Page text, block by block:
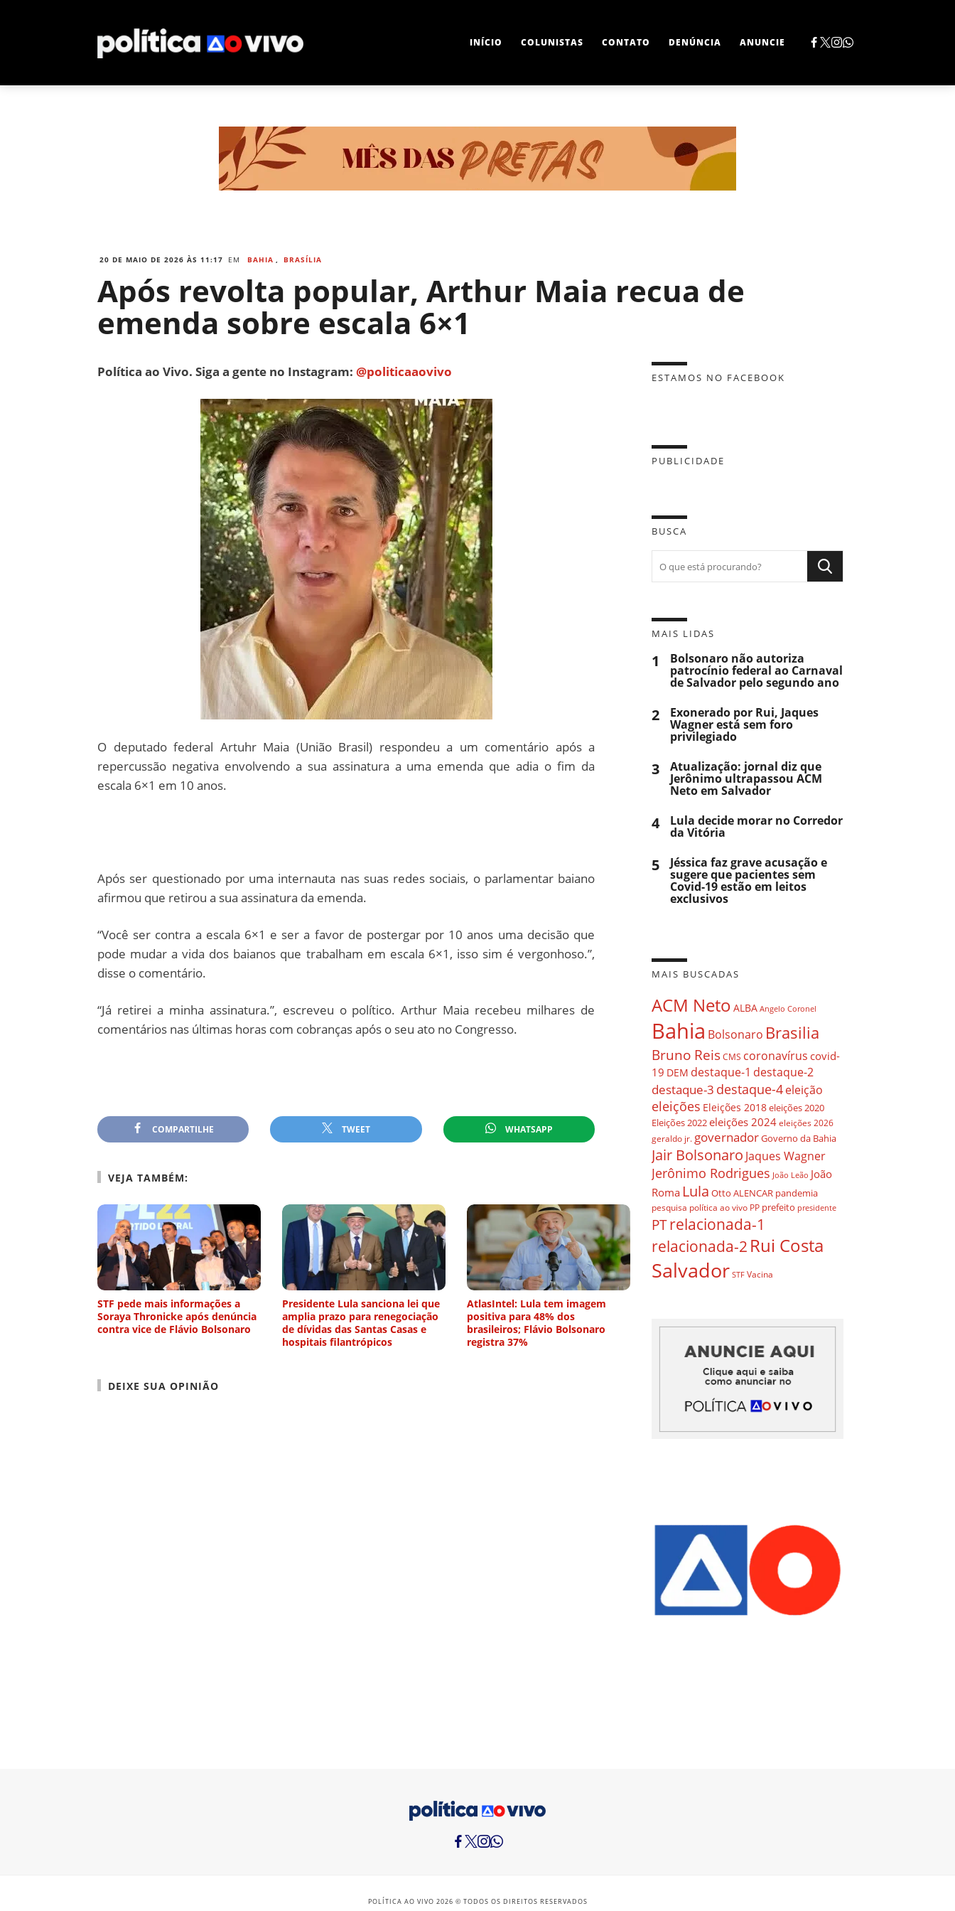
INÍCIO COLUNISTAS CONTATO DENÚNCIA ANUNCIE
20 DE MAIO DE 2026 ÀS 11:17 EM BAHIA , BRASÍLIA
Após revolta popular, Arthur Maia recua de
emenda sobre escala 6×1
Política ao Vivo. Siga a gente no Instagram: @politicaaovivo
O deputado federal Artuhr Maia (União Brasil) respondeu a um comentário após a
repercussão negativa envolvendo a sua assinatura a uma emenda que adia o fim da
escala 6×1 em 10 anos.
Após ser questionado por uma internauta nas suas redes sociais, o parlamentar baiano
afirmou que retirou a sua assinatura da emenda.
“Você ser contra a escala 6×1 e ser a favor de postergar por 10 anos uma decisão que
pode mudar a vida dos baianos que trabalham em escala 6×1, isso sim é vergonhoso.”,
disse o comentário.
“Já retirei a minha assinatura.”, escreveu o político. Arthur Maia recebeu milhares de
comentários nas últimas horas com cobranças após o seu ato no Congresso.
COMPARTILHE TWEET WHATSAPP
VEJA TAMBÉM:
STF pede mais informações a
Soraya Thronicke após denúncia
contra vice de Flávio Bolsonaro
Presidente Lula sanciona lei que
amplia prazo para renegociação
de dívidas das Santas Casas e
hospitais filantrópicos
AtlasIntel: Lula tem imagem
positiva para 48% dos
brasileiros; Flávio Bolsonaro
registra 37%
DEIXE SUA OPINIÃO
ESTAMOS NO FACEBOOK
PUBLICIDADE
BUSCA
MAIS LIDAS
1 Bolsonaro não autoriza
patrocínio federal ao Carnaval
de Salvador pelo segundo ano
2 Exonerado por Rui, Jaques
Wagner está sem foro
privilegiado
3 Atualização: jornal diz que
Jerônimo ultrapassou ACM
Neto em Salvador
4 Lula decide morar no Corredor
da Vitória
5 Jéssica faz grave acusação e
sugere que pacientes sem
Covid-19 estão em leitos
exclusivos
MAIS BUSCADAS
ACM Neto ALBA Angelo Coronel
Bahia Bolsonaro Brasilia
Bruno ReisCMS coronavírus covid-
19 DEM destaque-1 destaque-2
destaque-3 destaque-4eleição
eleições Eleições 2018eleições 2020
Eleições 2022eleições 2024 eleições 2026
geraldo jr. governadorGoverno da Bahia
Jair Bolsonaro Jaques Wagner
Jerônimo Rodrigues João Leão João
Roma Lula Otto ALENCAR pandemia
pesquisa política ao vivo PP prefeito presidente
PTrelacionada-1
relacionada-2 Rui Costa
Salvador STF Vacina
POLÍTICA AO VIVO 2026 © TODOS OS DIREITOS RESERVADOS